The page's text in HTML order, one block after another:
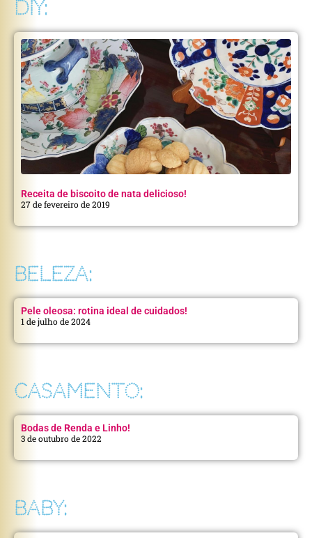
DIY:
Receita de biscoito de nata delicioso!
27 de fevereiro de 2019
BELEZA:
Pele oleosa: rotina ideal de cuidados!
1 de julho de 2024
CASAMENTO:
Bodas de Renda e Linho!
3 de outubro de 2022
BABY: